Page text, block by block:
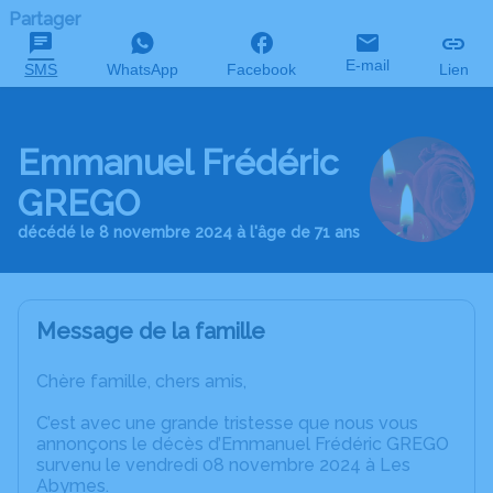
Partager
SMS WhatsApp Facebook E-mail Lien
Emmanuel Frédéric
GREGO
décédé le 8 novembre 2024 à l'âge de 71 ans
Message de la famille
Chère famille, chers amis,
C’est avec une grande tristesse que nous vous
annonçons le décès d’Emmanuel Frédéric GREGO
survenu le vendredi 08 novembre 2024 à Les
Abymes.